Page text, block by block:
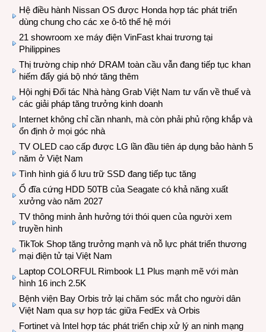
Hệ điều hành Nissan OS được Honda hợp tác phát triển
dùng chung cho các xe ô-tô thế hệ mới
21 showroom xe máy điện VinFast khai trương tại
Philippines
Thị trường chip nhớ DRAM toàn cầu vẫn đang tiếp tục khan
hiếm đẩy giá bộ nhớ tăng thêm
Hội nghị Đối tác Nhà hàng Grab Việt Nam tư vấn về thuế và
các giải pháp tăng trưởng kinh doanh
Internet không chỉ cần nhanh, mà còn phải phủ rộng khắp và
ổn định ở mọi góc nhà
TV OLED cao cấp được LG lần đầu tiên áp dụng bảo hành 5
năm ở Việt Nam
Tình hình giá ổ lưu trữ SSD đang tiếp tục tăng
Ổ đĩa cứng HDD 50TB của Seagate có khả năng xuất
xưởng vào năm 2027
TV thông minh ảnh hưởng tới thói quen của người xem
truyền hình
TikTok Shop tăng trưởng mạnh và nỗ lực phát triển thương
mại điện tử tại Việt Nam
Laptop COLORFUL Rimbook L1 Plus mạnh mẽ với màn
hình 16 inch 2.5K
Bệnh viện Bay Orbis trở lại chăm sóc mắt cho người dân
Việt Nam qua sự hợp tác giữa FedEx và Orbis
Fortinet và Intel hợp tác phát triển chip xử lý an ninh mạng